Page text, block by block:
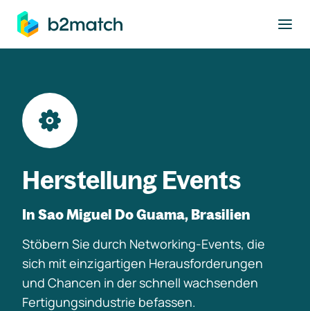
springen
Herstellung Events
In Sao Miguel Do Guama, Brasilien
Stöbern Sie durch Networking-Events, die
sich mit einzigartigen Herausforderungen
und Chancen in der schnell wachsenden
Fertigungsindustrie befassen.